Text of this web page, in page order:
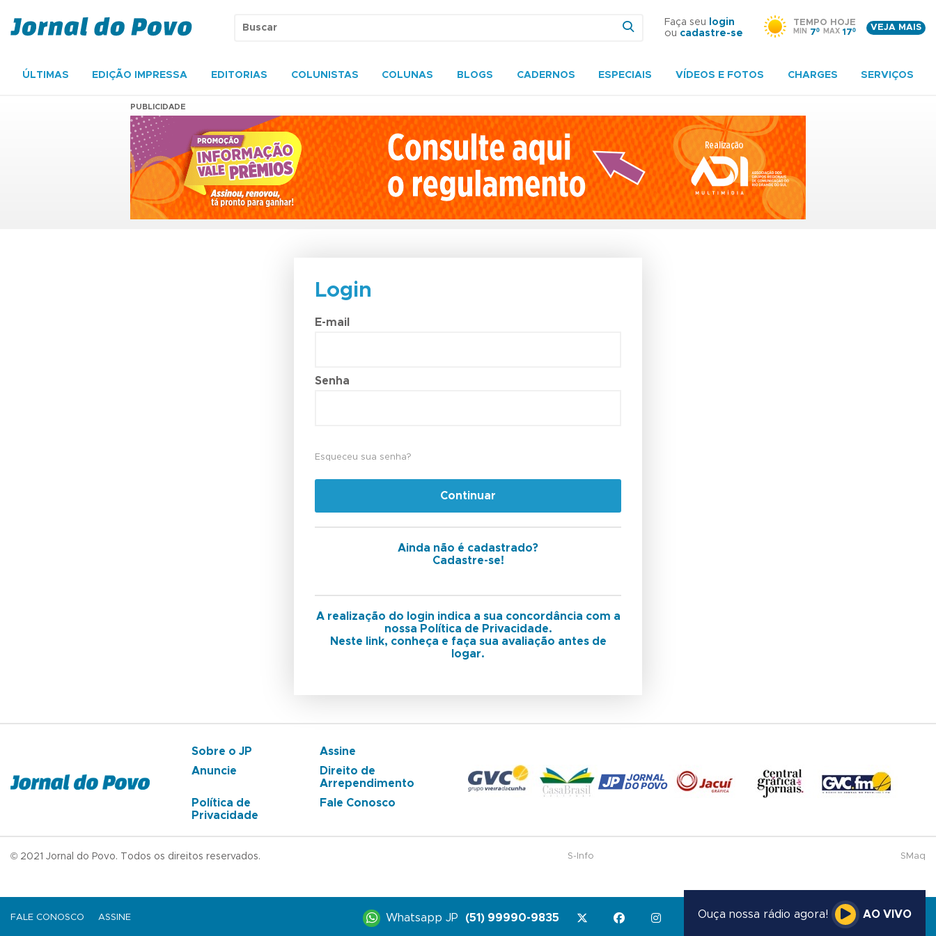
Faça seu
login
ou cadastre-se
TEMPO HOJE
MIN 7º MAX 17º
VEJA MAIS
ÚLTIMAS EDIÇÃO IMPRESSA EDITORIAS COLUNISTAS COLUNAS BLOGS CADERNOS ESPECIAIS VÍDEOS E FOTOS CHARGES SERVIÇOS
PUBLICIDADE
Login
E-mail
Senha
Esqueceu sua senha?
Continuar
Ainda não é cadastrado?
Cadastre-se!
A realização do login indica a sua concordância com a
nossa Política de Privacidade.
Neste link, conheça e faça sua avaliação antes de
logar.
Sobre o JP
Assine
Anuncie
Direito de
Arrependimento
Política de
Privacidade
Fale Conosco
© 2021 Jornal do Povo. Todos os direitos reservados. S-Info SMaq
FALE CONOSCO ASSINE Whatsapp JP (51) 99990-9835 Ouça nossa rádio agora! AO VIVO